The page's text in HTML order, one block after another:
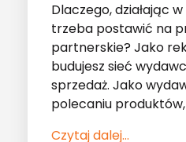
Dlaczego, działając
trzeba postawić na
partnerskie? Jako
budujesz sieć
sprzedaż. Jako
polecaniu
Czytaj dalej...